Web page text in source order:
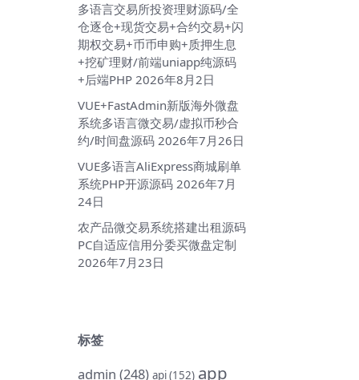
多语言交易所投资理财源码/全
仓逐仓+现货交易+合约交易+闪
期权交易+币币申购+质押生息
+挖矿理财/前端uniapp纯源码
+后端PHP 2026年8月2日
VUE+FastAdmin新版海外微盘
系统多语言微交易/虚拟币秒合
约/时间盘源码 2026年7月26日
VUE多语言AliExpress商城刷单
系统PHP开源源码 2026年7月
24日
农产品微交易系统搭建出租源码
PC自适应信用分委买微盘定制
2026年7月23日
标签
admin (248) api(152) app